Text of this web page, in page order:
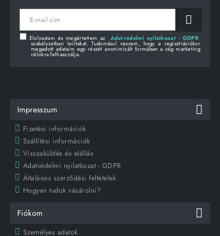
E-
mail
Elolvastam és megértettem az Adatvédelmi nyilatkozat - GDPR
szabályzatban leírtakat. Tudomásul veszem, hogy a regisztrációkor
megadott adataim egy részét anonimizált formában a cég marketing
célokra felhasználja.
Impresszum
Fizetési információk
Szállítási információk
Visszaküldés és elállás
Adatvédelmi nyilatkozat - GDPR
Általános szerződési feltételek
Hogyan tudok vásárolni?
Fiókom
Személyes adatok